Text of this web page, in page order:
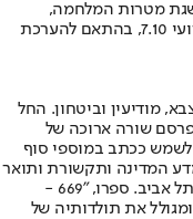
מטרות המלחמה,
ובמקביל ממשיך ומתקדם בתהליך תחקור אירועי 7.10, בהתאם להערכת
מודיעין וביטחון. החל
שורה ארוכה של
וחשיפות. בפברואר 2024 החל לשמש ככתב במוספי סוף
המדינה ותקשורת ותואר
שני מהתוכנית ללימודי ביטחון באוניברסיטת תל אביב. ספרו, "669 -
סיפורה של יחידה מיוחדת", יצא לאור ב-2014 ומגולל את תולדותיה של